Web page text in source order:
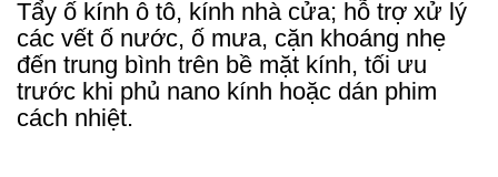
Tẩy ố kính ô tô, kính nhà cửa; hỗ trợ xử lý
các vết ố nước, ố mưa, cặn khoáng nhẹ
đến trung bình trên bề mặt kính, tối ưu
trước khi phủ nano kính hoặc dán phim
cách nhiệt.